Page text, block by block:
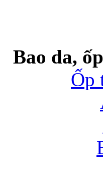
Bao da,
Ốp